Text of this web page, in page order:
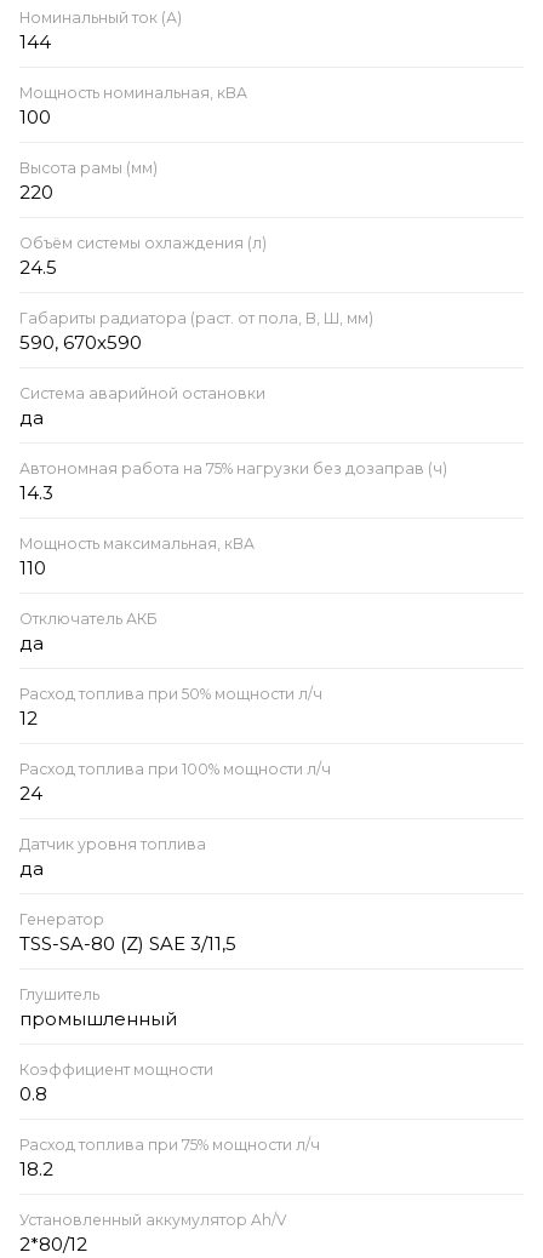
Номинальный ток (А)
144
Мощность номинальная, кВА
100
Высота рамы (мм)
220
Объём системы охлаждения (л)
24.5
Габариты радиатора (раст. от пола, В, Ш, мм)
590, 670х590
Система аварийной остановки
да
Автономная работа на 75% нагрузки без дозаправ (ч)
14.3
Мощность максимальная, кВА
110
Отключатель АКБ
да
Расход топлива при 50% мощности л/ч
12
Расход топлива при 100% мощности л/ч
24
Датчик уровня топлива
да
Генератор
TSS-SA-80 (Z) SAE 3/11,5
Глушитель
промышленный
Коэффициент мощности
0.8
Расход топлива при 75% мощности л/ч
18.2
Установленный аккумулятор Ah/V
2*80/12